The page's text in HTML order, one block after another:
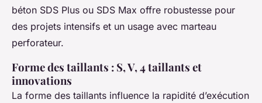
béton SDS Plus ou SDS Max offre robustesse pour
des projets intensifs et un usage avec marteau
perforateur.
Forme des taillants : S, V, 4 taillants et
innovations
La forme des taillants influence la rapidité d’exécution